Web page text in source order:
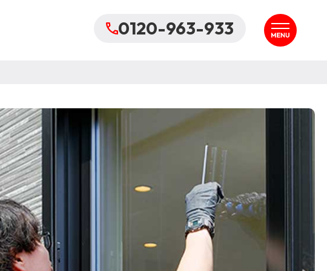
0120-963-933